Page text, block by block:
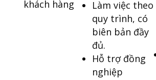
khách hàng
Làm việc theo
quy trình, có
biên bản đầy
đủ.
Hỗ trợ đồng
nghiệp